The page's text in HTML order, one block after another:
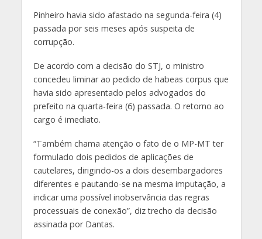
Pinheiro havia sido afastado na segunda-feira (4)
passada por seis meses após suspeita de
corrupção.
De acordo com a decisão do STJ, o ministro
concedeu liminar ao pedido de habeas corpus que
havia sido apresentado pelos advogados do
prefeito na quarta-feira (6) passada. O retorno ao
cargo é imediato.
“Também chama atenção o fato de o MP-MT ter
formulado dois pedidos de aplicações de
cautelares, dirigindo-os a dois desembargadores
diferentes e pautando-se na mesma imputação, a
indicar uma possível inobservância das regras
processuais de conexão”, diz trecho da decisão
assinada por Dantas.